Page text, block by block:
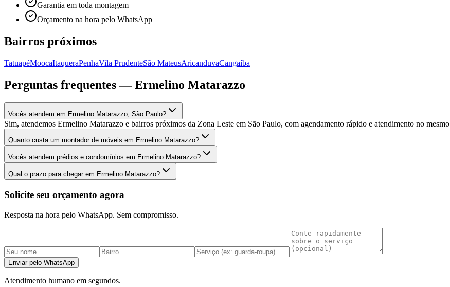
Garantia em toda montagem
Orçamento na hora pelo WhatsApp
Bairros próximos
TatuapéMoocaItaqueraPenhaVila PrudenteSão MateusAricanduvaCangaíba
Perguntas frequentes —Ermelino Matarazzo
Vocês atendem em Ermelino Matarazzo, São Paulo?
Sim, atendemos Ermelino Matarazzo e bairros próximos da Zona Leste em São Paulo, com agendamento rápido e atendimento no
Quanto custa um montador de móveis em Ermelino Matarazzo?
Vocês atendem prédios e condomínios em Ermelino Matarazzo?
Qual o prazo para chegar em Ermelino Matarazzo?
Solicite seu orçamento agora
Resposta na hora pelo WhatsApp. Sem compromisso.
Enviar pelo WhatsApp
Atendimento humano em segundos.